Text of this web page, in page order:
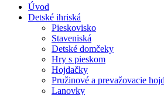
Úvod
Detské ihriská
Pieskovisko
Staveniská
Detské domčeky
Hry s pieskom
Hojdačky
Pružinové a prevažovacie
Lanovky